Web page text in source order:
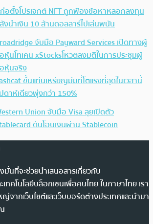
อตั้งโปรเจกต์ NFT ถูกฟ้องข้อหาหลอกลงทุน
งนำเงิน 10 ล้านดอลลาร์ไปเล่นพนัน
จับมือ Payward Services เปิดทางผู้
หุ้นโทเคน xStocksโหวตลงมติในการประชุมผู้
หุ้นจริง
ขึ้นแท่นเหรียญมีมที่โตแรงที่สุดในเวลานี้
ดาห์เดียวพุ่งกว่า 150%
Union จับมือ Visa ลุยเปิดตัว
ดันโอนเงินผ่าน Stablecoin
มั่นที่จะช่วยนำเสนอสารเกี่ยวกับ
ทคโนโลยีบล็อกเชนเพื่อคนไทย ในภาษาไทย เรา
จากเว็บไซต์และเว็บบอร์ดต่างประเทศและนำมา